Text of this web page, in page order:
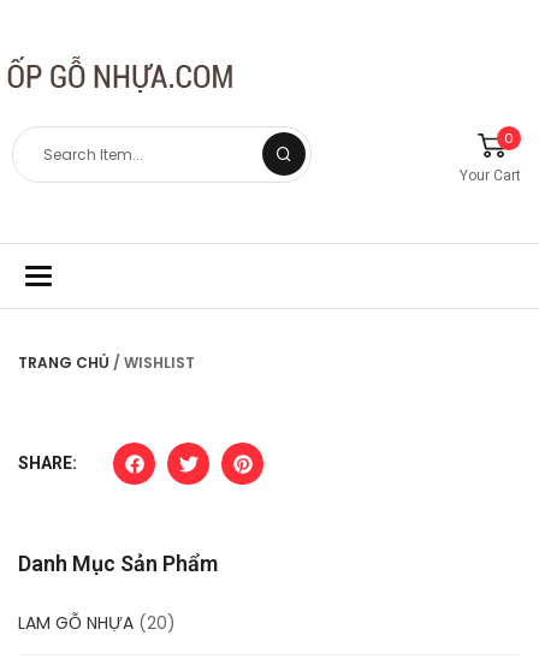
0
Your Cart
Toggle
navigation
TRANG CHỦ / WISHLIST
SHARE:
Danh Mục Sản Phẩm
LAM GỖ NHỰA (20)